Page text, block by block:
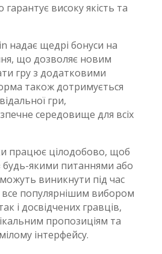
високу якість та
надає щедрі бонуси на
що дозволяє новим
гру з додатковими
також дотримується
гри,
середовище для всіх
працює цілодобово, щоб
якими питаннями або
виникнути під час
все популярнішим вибором
і досвідчених гравців,
пропозиціям та
інтерфейсу.